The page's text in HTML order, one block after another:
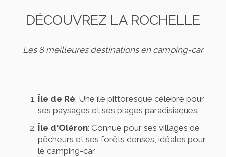
DÉCOUVREZ LA ROCHELLE
Les 8 meilleures destinations en camping-car
Île de Ré: Une île pittoresque célèbre pour
ses paysages et ses plages paradisiaques.
Île d'Oléron: Connue pour ses villages de
pêcheurs et ses forêts denses, idéales pour
le camping-car.